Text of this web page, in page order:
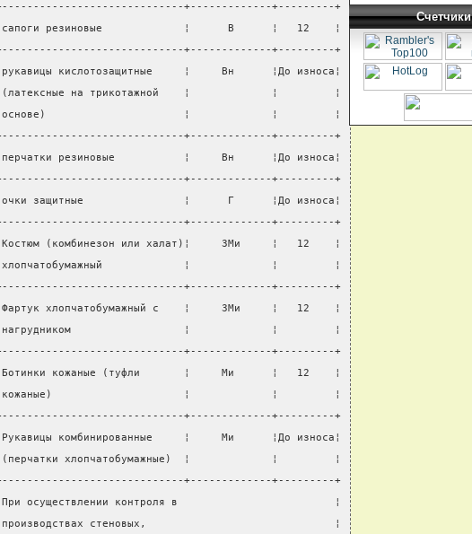
+-------------+---------+
резиновые             ¦      В      ¦   12    ¦
+-------------+---------+
кислотозащитные     ¦     Вн      ¦До износа¦
на трикотажной    ¦             ¦         ¦
¦             ¦         ¦
+-------------+---------+
резиновые           ¦     Вн      ¦До износа¦
+-------------+---------+
защитные                ¦      Г      ¦До износа¦
+-------------+---------+
¦Костюм (комбинезон или халат)¦     ЗМи     ¦   12    ¦
¦             ¦         ¦
и+-----------------------------+-------------+---------+
хлопчатобумажный с    ¦     ЗМи     ¦   12    ¦
¦             ¦         ¦
+-------------+---------+
кожаные (туфли       ¦     Ми      ¦   12    ¦
¦             ¦         ¦
+-------------+---------+
комбинированные     ¦     Ми      ¦До износа¦
хлопчатобумажные)  ¦             ¦         ¦
+-------------+---------+
осуществлении контроля в                         ¦
стеновых,                              ¦
Счетчики